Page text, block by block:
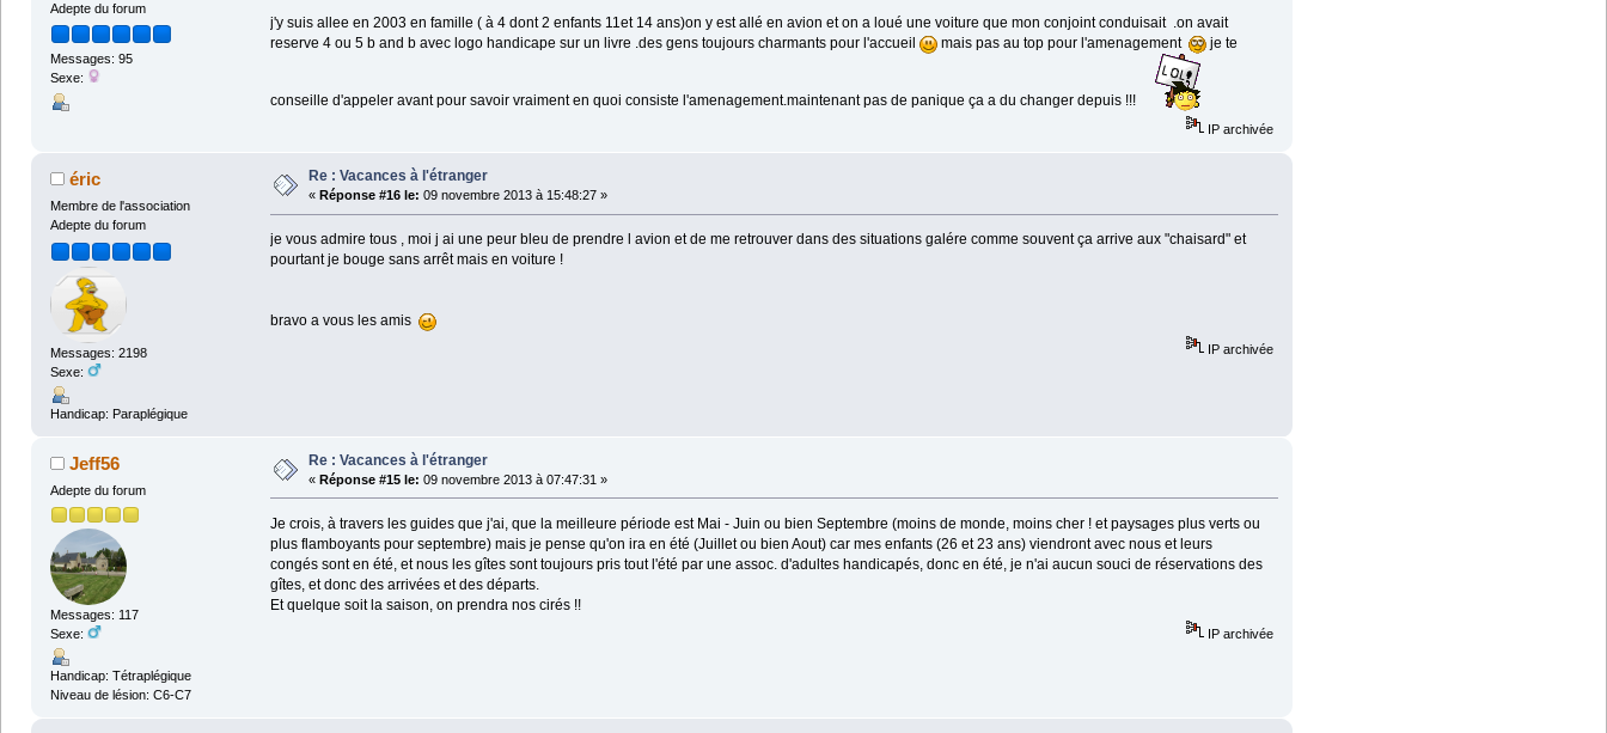
Adepte du forum
Messages: 95
Sexe:
j'y suis allee en 2003 en famille ( à 4 dont 2 enfants 11et 14 ans)on y est allé en avion et on a loué une voiture que mon conjoint conduisait .on avait
reserve 4 ou 5 b and b avec logo handicape sur un livre .des gens toujours charmants pour l'accueil
mais pas au top pour l'amenagement je te
conseille d'appeler avant pour savoir vraiment en quoi consiste l'amenagement.maintenant pas de panique ça a du changer depuis !!!
IP archivée
éric
Membre de l'association
Adepte du forum
Messages: 2198
Sexe:
Handicap: Paraplégique
Re : Vacances à l'étranger
« Réponse #16 le: 09 novembre 2013 à 15:48:27 »
je vous admire tous , moi j ai une peur bleu de prendre l avion et de me retrouver dans des situations galére comme souvent ça arrive aux "chaisard" et
pourtant je bouge sans arrêt mais en voiture !
bravo a vous les amis
IP archivée
Jeff56
Adepte du forum
Messages: 117
Sexe:
Handicap: Tétraplégique
Niveau de lésion: C6-C7
Re : Vacances à l'étranger
« Réponse #15 le: 09 novembre 2013 à 07:47:31 »
Je crois, à travers les guides que j'ai, que la meilleure période est Mai - Juin ou bien Septembre (moins de monde, moins cher ! et paysages plus verts ou
plus flamboyants pour septembre) mais je pense qu'on ira en été (Juillet ou bien Aout) car mes enfants (26 et 23 ans) viendront avec nous et leurs
congés sont en été, et nous les gîtes sont toujours pris tout l'été par une assoc. d'adultes handicapés, donc en été, je n'ai aucun souci de réservations des
gîtes, et donc des arrivées et des départs.
Et quelque soit la saison, on prendra nos cirés !!
IP archivée